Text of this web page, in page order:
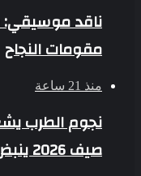
ناقد موسيقي:
مقومات النجاح
منذ 21 ساعة
نجوم الطرب
صيف 2026 ينبض بالحياة